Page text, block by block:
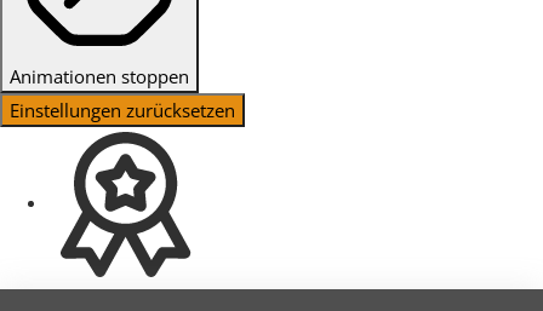
Animationen stoppen
Einstellungen zurücksetzen